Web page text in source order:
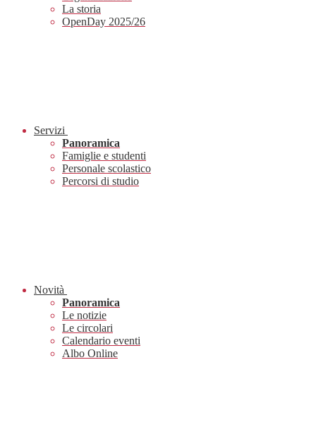
La storia
OpenDay 2025/26
Servizi
Panoramica
Famiglie e studenti
Personale scolastico
Percorsi di studio
Novità
Panoramica
Le notizie
Le circolari
Calendario eventi
Albo Online